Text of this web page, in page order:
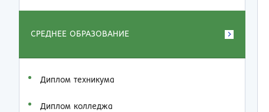
СРЕДНЕЕ ОБРАЗОВАНИЕ
Диплом техникума
Диплом колледжа